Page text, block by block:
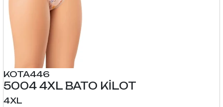
KOTA446
5004 4XL BATO KİLOT
4XL